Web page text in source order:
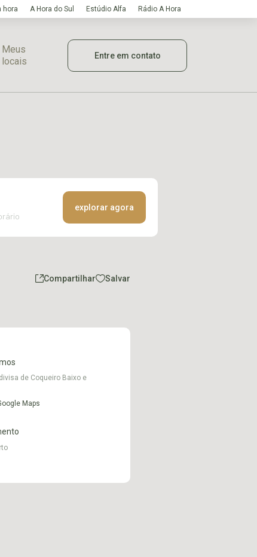
hora A Hora do Sul Estúdio Alfa Rádio A Hora
Meus
locais
Entre em contato
explorar agora
Compartilhar Salvar
de Coqueiro Baixo e
Maps